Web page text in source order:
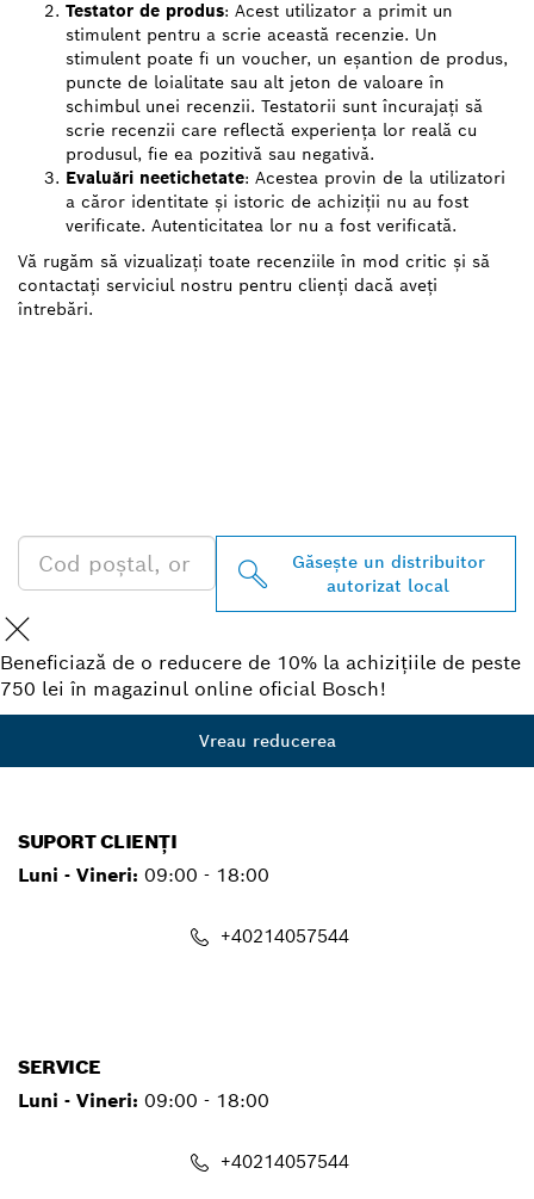
Testator de produs: Acest utilizator a primit un
stimulent pentru a scrie această recenzie. Un
stimulent poate fi un voucher, un eșantion de produs,
puncte de loialitate sau alt jeton de valoare în
schimbul unei recenzii. Testatorii sunt încurajați să
scrie recenzii care reflectă experiența lor reală cu
produsul, fie ea pozitivă sau negativă.
Evaluări neetichetate: Acestea provin de la utilizatori
a căror identitate și istoric de achiziții nu au fost
verificate. Autenticitatea lor nu a fost verificată.
Vă rugăm să vizualizați toate recenziile în mod critic și să
contactați serviciul nostru pentru clienți dacă aveți
întrebări.
Găseşte un distribuitor
autorizat local
Beneficiază de o reducere de 10% la achizițiile de peste
750 lei în magazinul online oficial Bosch!
Vreau reducerea
SUPORT CLIENȚI
Luni - Vineri: 09:00 - 18:00
+40214057544
SERVICE
Luni - Vineri: 09:00 - 18:00
+40214057544